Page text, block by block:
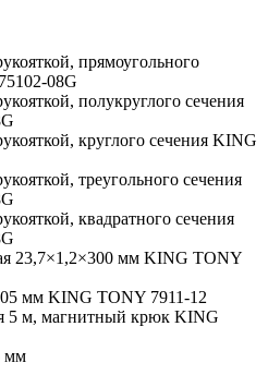
прямоугольного
08G
полукруглого сечения
круглого сечения KING
треугольного сечения
квадратного сечения
23,7×1,2×300 мм KING TONY
мм KING TONY 7911-12
5 м, магнитный крюк KING
мм